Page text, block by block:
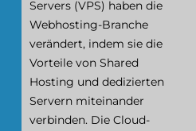
Servers (VPS) haben die
Webhosting-Branche
verändert, indem sie die
Vorteile von Shared
Hosting und dedizierten
Servern miteinander
verbinden. Die Cloud-